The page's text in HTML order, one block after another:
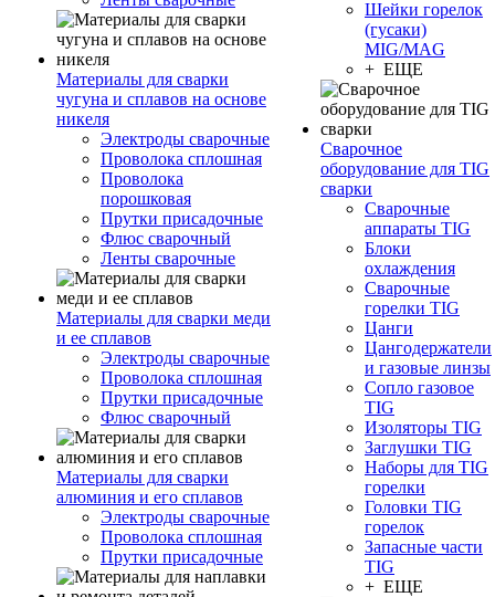
Материалы для сварки
чугуна и сплавов на основе
никеля
Электроды сварочные
Проволока сплошная
Проволока
порошковая
Прутки присадочные
Флюс сварочный
Ленты сварочные
Материалы для сварки меди
и ее сплавов
Электроды сварочные
Проволока сплошная
Прутки присадочные
Флюс сварочный
Материалы для сварки
алюминия и его сплавов
Электроды сварочные
Проволока сплошная
Прутки присадочные
Шейки горелок
(гусаки)
MIG/MAG
+ ЕЩЕ
Сварочное
оборудование для TIG
сварки
Сварочные
аппараты TIG
Блоки
охлаждения
Сварочные
горелки TIG
Цанги
Цангодержатели
и газовые линзы
Сопло газовое
TIG
Изоляторы TIG
Заглушки TIG
Наборы для TIG
горелки
Головки TIG
горелок
Запасные части
TIG
+ ЕЩЕ